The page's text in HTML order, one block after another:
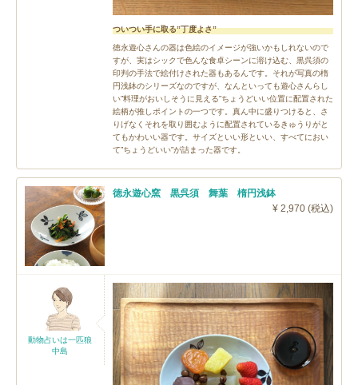
ついつい手に取る”丁度よさ”
徳永遊心さんの器は色絵のイメージが強いかもしれないので
すが、実はシックで色んな食卓シーンに溶け込む、黒呉須の
印判の手法で絵付けされた器もあるんです。それが写真の楕
円浅鉢のシリーズなのですが、なんといっても遊心さんらし
い”料理がおいしそうに見える”ちょうどいい位置に配置された
絵柄が推しポイントの一つです。真ん中に盛りつけると、さ
りげなくそれを取り囲むように配置されているきゅうりがと
てもかわいい器です。サイズといい形といい、すべてにおい
て”ちょうどいい”が詰まった器です。
徳永遊心窯 黒呉須 舞葉 楕円浅鉢
¥ 2,970 (税込)
動物占いは一匹狼
中島